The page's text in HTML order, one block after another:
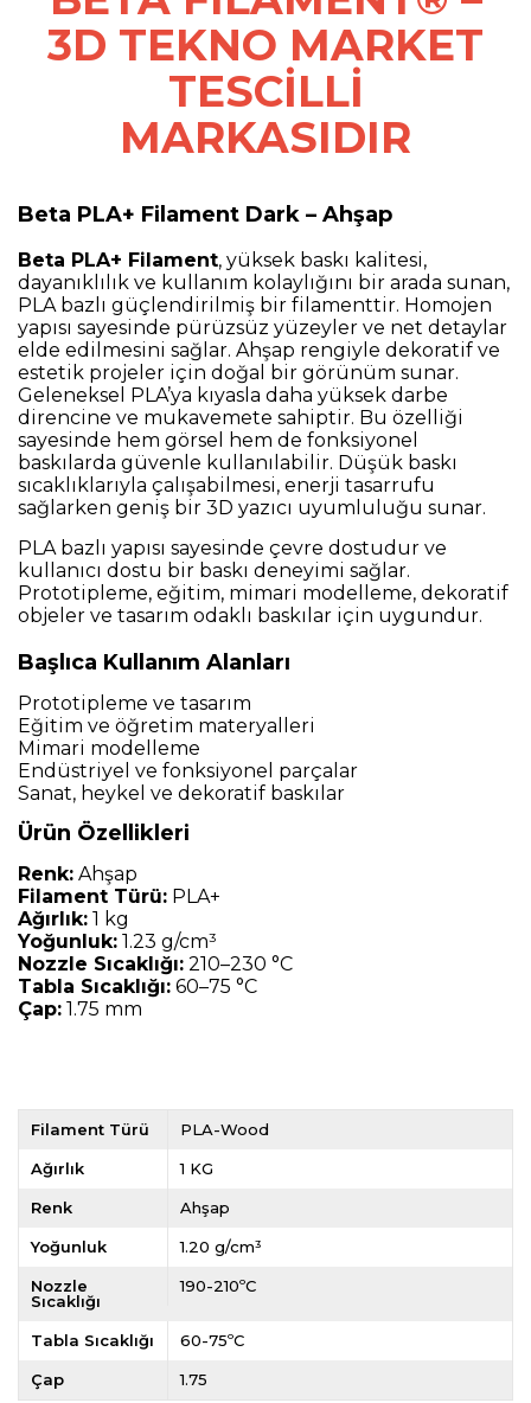
3D TEKNO MARKET
TESCİLLİ
MARKASIDIR
Beta PLA+ Filament Dark – Ahşap
Beta PLA+ Filament, yüksek baskı kalitesi,
dayanıklılık ve kullanım kolaylığını bir arada sunan,
PLA bazlı güçlendirilmiş bir filamenttir. Homojen
yapısı sayesinde pürüzsüz yüzeyler ve net detaylar
elde edilmesini sağlar. Ahşap rengiyle dekoratif ve
estetik projeler için doğal bir görünüm sunar.
Geleneksel PLA’ya kıyasla daha yüksek darbe
direncine ve mukavemete sahiptir. Bu özelliği
sayesinde hem görsel hem de fonksiyonel
baskılarda güvenle kullanılabilir. Düşük baskı
sıcaklıklarıyla çalışabilmesi, enerji tasarrufu
sağlarken geniş bir 3D yazıcı uyumluluğu sunar.
PLA bazlı yapısı sayesinde çevre dostudur ve
kullanıcı dostu bir baskı deneyimi sağlar.
Prototipleme, eğitim, mimari modelleme, dekoratif
objeler ve tasarım odaklı baskılar için uygundur.
Başlıca Kullanım Alanları
Prototipleme ve tasarım
Eğitim ve öğretim materyalleri
Mimari modelleme
Endüstriyel ve fonksiyonel parçalar
Sanat, heykel ve dekoratif baskılar
Ürün Özellikleri
Renk: Ahşap
Filament Türü: PLA+
Ağırlık: 1 kg
Yoğunluk: 1.23 g/cm³
Nozzle Sıcaklığı: 210–230 °C
Tabla Sıcaklığı: 60–75 °C
Çap: 1.75 mm
Filament Türü PLA-Wood
Ağırlık 1 KG
Renk Ahşap
Yoğunluk 1.20 g/cm³
Nozzle
Sıcaklığı
190-210ºC
Tabla Sıcaklığı 60-75ºC
Çap 1.75